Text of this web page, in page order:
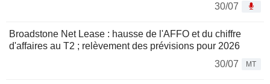
30/07
Broadstone Net Lease : hausse de l'AFFO et du chiffre
d'affaires au T2 ; relèvement des prévisions pour 2026
30/07
MT